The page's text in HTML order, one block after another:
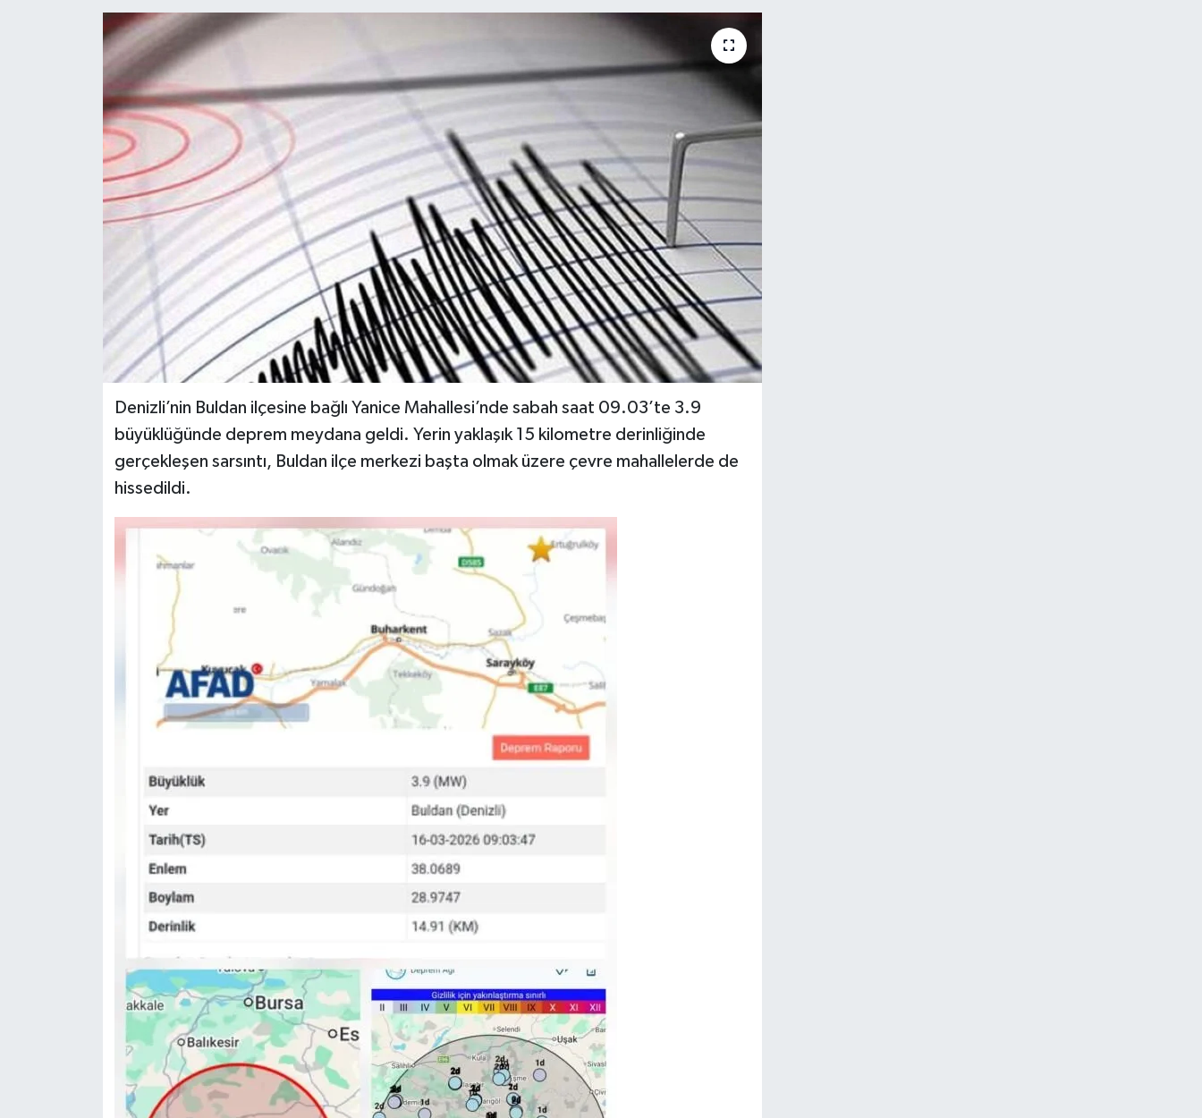
Denizli’nin Buldan ilçesine bağlı Yanice Mahallesi’nde sabah saat 09.03’te 3.9
büyüklüğünde deprem meydana geldi. Yerin yaklaşık 15 kilometre derinliğinde
gerçekleşen sarsıntı, Buldan ilçe merkezi başta olmak üzere çevre mahallelerde de
hissedildi.
ÖZEL HABER
RESMİ REKLAM